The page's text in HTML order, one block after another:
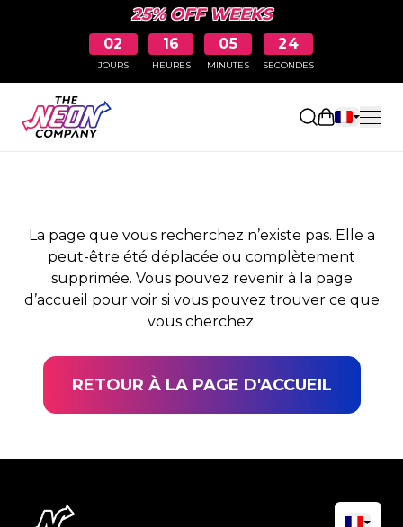
25% OFF WEEKS
02
JOURS
16
HEURES
05
MINUTES
23
SECONDES
Ouvrir le
PAGE NON TROUVÉE
La page que vous recherchez n’existe pas. Elle a
peut-être été déplacée ou complètement
supprimée. Vous pouvez revenir à la page
d’accueil pour voir si vous pouvez trouver ce que
vous cherchez.
RETOUR À LA PAGE D'ACCUEIL